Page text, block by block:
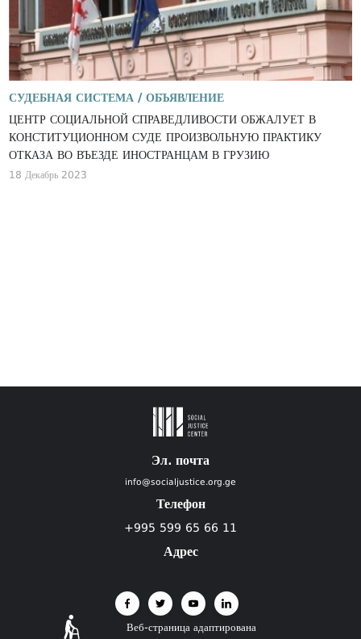
СУДЕБНАЯ СИСТЕМА / ОБЪЯВЛЕНИЕ
ЦЕНТР СОЦИАЛЬНОЙ СПРАВЕДЛИВОСТИ ОБЖАЛУЕТ В
КОНСТИТУЦИОННОМ СУДЕ ПРОИЗВОЛЬНУЮ ПРАКТИКУ
ОТКАЗА ВО ВЪЕЗДЕ ИНОСТРАНЦАМ В ГРУЗИЮ
18 Декабрь 2023
Эл. почта
info@socialjustice.org.ge
Телефон
+995 599 65 66 11
Адрес
Веб-страница адаптирована